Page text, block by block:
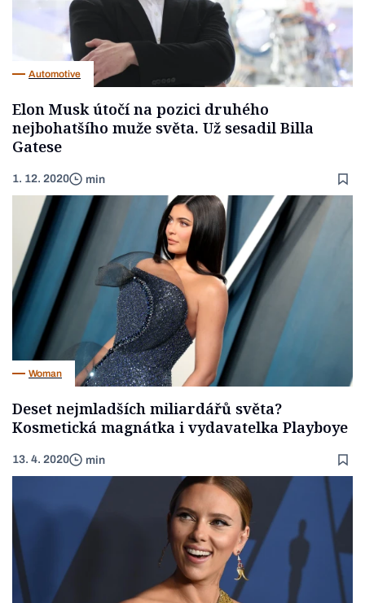
Automotive
Elon Musk útočí na pozici druhého
nejbohatšího muže světa. Už sesadil Billa
Gatese
1. 12. 2020 min
Woman
Deset nejmladších miliardářů světa?
Kosmetická magnátka i vydavatelka Playboye
13. 4. 2020 min